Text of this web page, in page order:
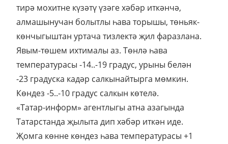
тирә мохитне күзәтү үзәге хәбәр иткәнчә,
алмашынучан болытлы һава торышы, төньяк-
көнчыгыштан уртача тизлектә җил фаразлана.
Явым-төшем ихтималы аз. Төнлә һава
температурасы -14..-19 градус, урыны белән
-23 градуска кадәр салкынайтырга мөмкин.
Көндез -5..-10 градус салкын көтелә.
«Татар-информ» агентлыгы атна азагында
Татарстанда җылыта дип хәбәр иткән иде.
Җомга көнне көндез һава температурасы +1